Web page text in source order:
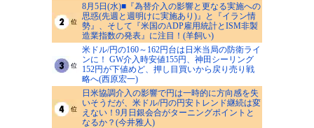
8月5日(水)■『為替介入の影響と更なる実施への
思惑(先週と週明けに実施あり)』と『イラン情
勢』、そして『米国のADP雇用統計とISM非製
造業指数の発表』に注目！(羊飼い)
米ドル/円の160～162円台は日米当局の防衛ライ
ンに！ GW介入時安値155円、神田シーリング
152円が下値めど、押し目買いから戻り売り戦
略へ(西原宏一)
日米協調介入の影響で円は一時的に方向感を失
いそうだが、米ドル/円の円安トレンド継続は変
えない！9月日銀会合がターニングポイントと
なるか？(今井雅人)